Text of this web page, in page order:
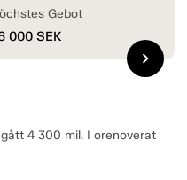
4 300 mil. I orenoverat
Gebot
000 SEK
chevron_right